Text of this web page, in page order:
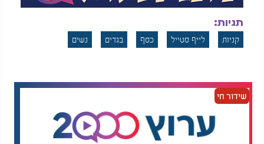
אותו עיקרון יכול לעזור גם כשמסדרים את הארון.
אם יש בגד שלא נלבש במשך שנים, אפשר לשאול את
עצמנו שאלה פשוטה: האם אני באמת יודעת מתי אלבש
לעיתים קרובות התשובה תהיה ברורה הרבה יותר ממה
עם זאת, יש יוצאים מן הכלל. בגדים לאירועים מיוחדים,
תגיות:
קניות לייף סטייל כסף בגדים נשים
שידור חי